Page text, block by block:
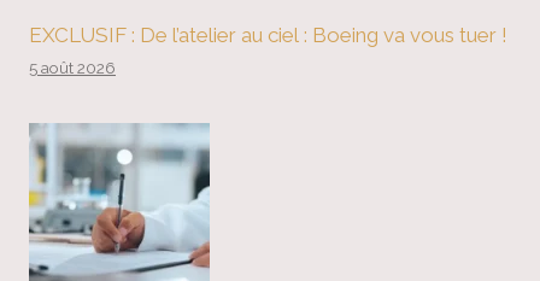
EXCLUSIF : De l’atelier au ciel : Boeing va vous tuer !
5 août 2026